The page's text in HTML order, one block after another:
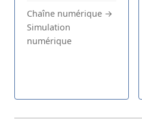
Chaîne numérique →
Simulation
numérique